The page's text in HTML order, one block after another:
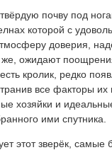
почву под
которой с
доверия,
же, ожидают
кролик, редко
все факторы
хозяйки и
ими спутника.
этот зверёк, самые